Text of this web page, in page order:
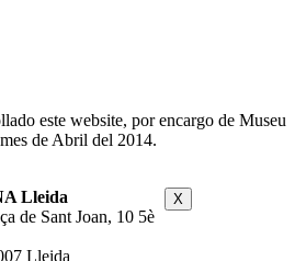
este website, por encargo de Museu
de Abril del 2014.
Lleida
de Sant Joan, 10 5è
Lleida
X